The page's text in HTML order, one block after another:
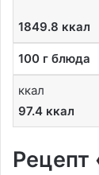
1849.8 ккал
100 г блюда
ккал
97.4 ккал
Рецепт